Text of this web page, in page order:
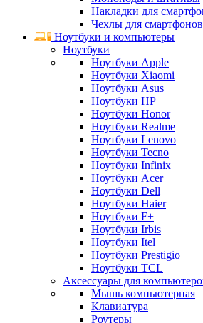
Накладки для
Чехлы для
Ноутбуки и компьютеры
Ноутбуки
Ноутбуки Apple
Ноутбуки Xiaomi
Ноутбуки Asus
Ноутбуки HP
Ноутбуки Honor
Ноутбуки Realme
Ноутбуки Lenovo
Ноутбуки Tecno
Ноутбуки Infinix
Ноутбуки Acer
Ноутбуки Dell
Ноутбуки Haier
Ноутбуки F+
Ноутбуки Irbis
Ноутбуки Itel
Ноутбуки Prestigio
Ноутбуки TCL
Аксессуары для
Мышь компьютерная
Клавиатура
Роутеры